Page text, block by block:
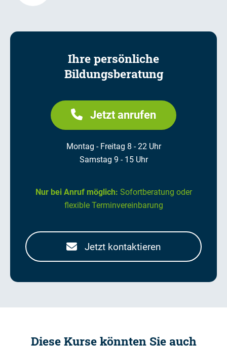
Ihre persönliche
Bildungsberatung
Jetzt anrufen
Montag - Freitag 8 - 22 Uhr
Samstag 9 - 15 Uhr
Nur bei Anruf möglich: Sofortberatung oder
flexible Terminvereinbarung
Jetzt kontaktieren
Diese Kurse könnten Sie auch